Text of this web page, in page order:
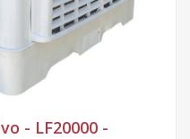
- LF32500 -